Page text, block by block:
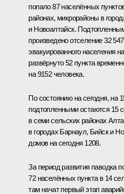
попало 87 населённых
районах, микрорайоны в
и Новоалтайск.
произведено отселение 32
эвакуированного населения
развёрнуто 52 пункта
на 9152 человека.
По состоянию на сегодня, на
подтопленными остаются 15
в семи сельских районах
в городах Барнаул, Бийск и
домов на сегодня 1208.
За период развития паводка
72 населённых пункта в 14
там начат первый этап